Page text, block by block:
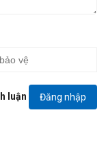
luận Đăng nhập